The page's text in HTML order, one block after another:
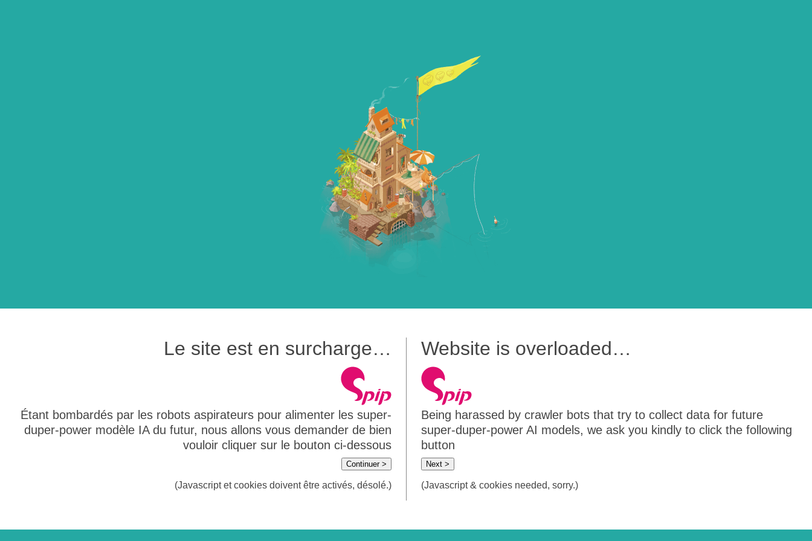
Le site est en surcharge…
Étant bombardés par les robots aspirateurs pour alimenter les super-
duper-power modèle IA du futur, nous allons vous demander de bien
vouloir cliquer sur le bouton ci-dessous
Continuer >
(Javascript et cookies doivent être activés, désolé.)
Website is overloaded…
Being harassed by crawler bots that try to collect data for future
super-duper-power AI models, we ask you kindly to click the following
button
Next >
(Javascript & cookies needed, sorry.)